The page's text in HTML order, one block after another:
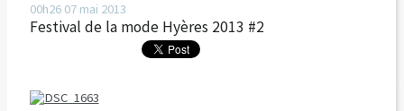
00h26 07 mai 2013
Festival de la mode Hyères 2013 #2